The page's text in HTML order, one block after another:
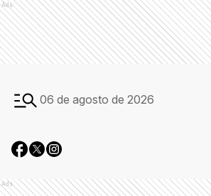
Ads
06 de agosto de 2026
Ads